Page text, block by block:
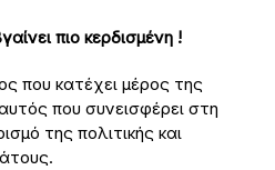
πιο κερδισμένη !
που κατέχει μέρος της
που συνεισφέρει στη
της πολιτικής και